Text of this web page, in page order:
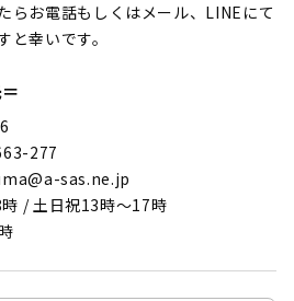
らお電話もしくはメール、LINEにて
と幸いです。
277
sas.ne.jp
/ 土日祝13時～17時